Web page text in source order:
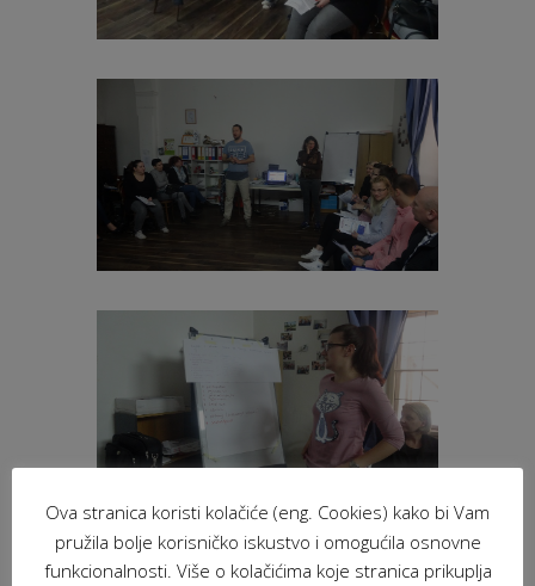
Ova stranica koristi kolačiće (eng. Cookies) kako bi Vam
pružila bolje korisničko iskustvo i omogućila osnovne
funkcionalnosti. Više o kolačićima koje stranica prikuplja